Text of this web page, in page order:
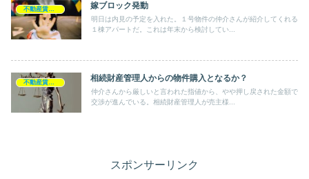
嫁ブロック発動
明日は内見の予定を入れた。１号物件の仲介さんが紹介してくれる
１棟アパートだ。これは年末から検討してい...
相続財産管理人からの物件購入となるか？
仲介さんから厳しいと言われた指値から、やや押し戻された金額で
交渉が進んでいる。相続財産管理人が売主様...
スポンサーリンク